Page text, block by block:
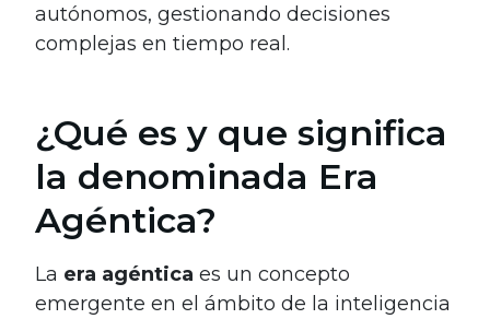
autónomos, gestionando decisiones
complejas en tiempo real.
¿Qué es y que significa
la denominada Era
Agéntica?
La era agéntica es un concepto
emergente en el ámbito de la inteligencia